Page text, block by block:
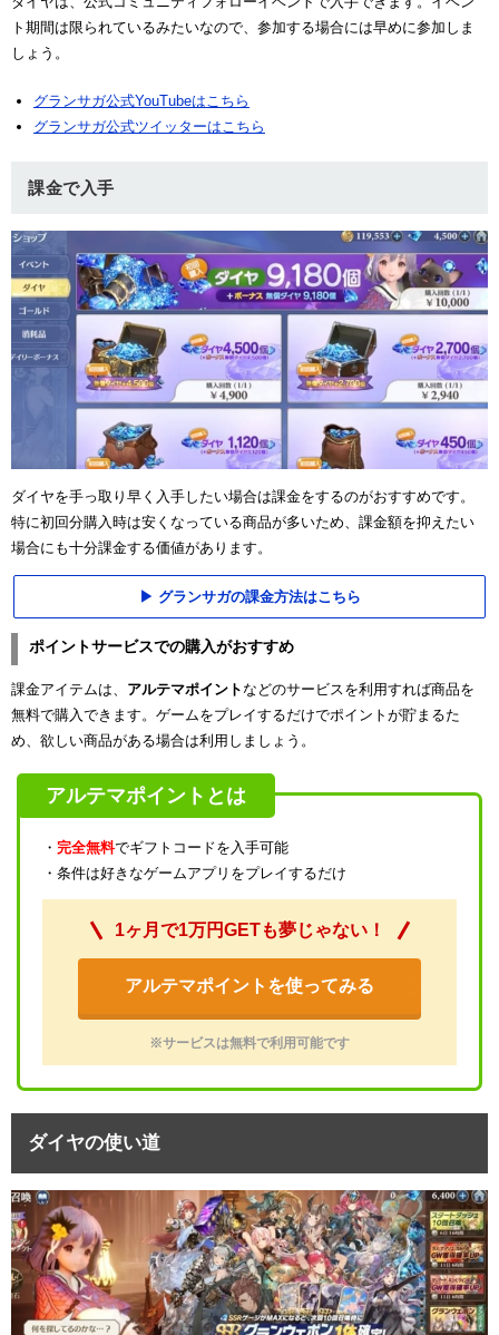
ト期間は限られているみたいなので、参加する場合には早めに参加しま
しょう。
グランサガ公式YouTubeはこちら
グランサガ公式ツイッターはこちら
課金で入手
ダイヤを手っ取り早く入手したい場合は課金をするのがおすすめです。
特に初回分購入時は安くなっている商品が多いため、課金額を抑えたい
場合にも十分課金する価値があります。
グランサガの課金方法はこちら
ポイントサービスでの購入がおすすめ
課金アイテムは、 アルテマポイントなどのサービスを利用すれば商品を
無料で購入できます。ゲームをプレイするだけでポイントが貯まるた
め、欲しい商品がある場合は利用しましょう。
アルテマポイントとは
・ 完全無料でギフトコードを入手可能
・条件は好きなゲームアプリをプレイするだけ
1ヶ月で1万円GETも夢じゃない！
アルテマポイントを使ってみる
※サービスは無料で利用可能です
ダイヤの使い道